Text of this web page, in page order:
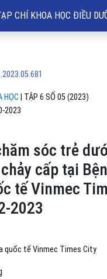
trẻ dưới 2 tuổi mắc tiêu
CHÍ KHOA HỌC ĐIỀU
HỌC TẬP 6 SỐ 05 (2023)
sóc trẻ
cấp tại
tế Vinmec
2023
2023
quốc tế Vinmec Times City